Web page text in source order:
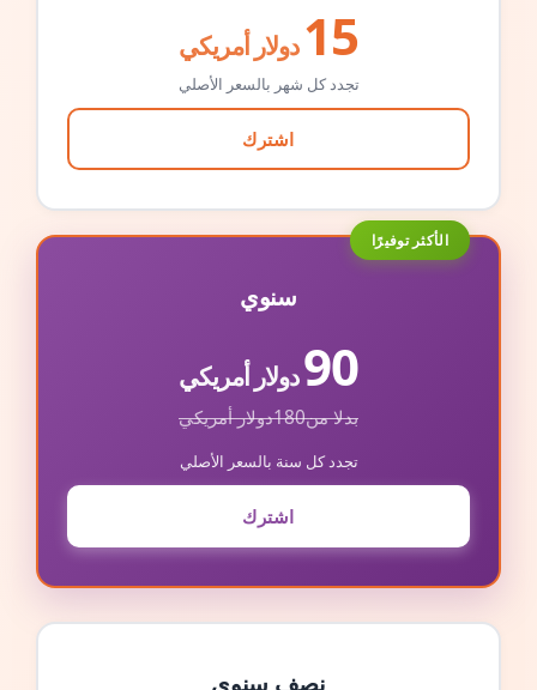
15 دولار أمريكي
تجدد كل شهر بالسعر الأصلي
اشترك
الأكثر توفيرًا
سنوي
90دولار أمريكي
بدلا من180دولار أمريكي
تجدد كل سنة بالسعر الأصلي
اشترك
نصف سنوي